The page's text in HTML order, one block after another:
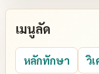
เมนูลัด
หลักทักษา วิ